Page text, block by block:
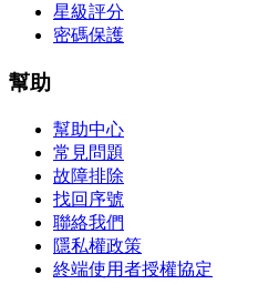
星級評分
密碼保護
幫助
幫助中心
常見問題
故障排除
找回序號
聯絡我們
隱私權政策
終端使用者授權協定